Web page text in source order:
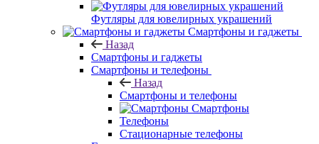
Футляры для ювелирных украшений
Смартфоны и гаджеты
Назад
Смартфоны и гаджеты
Смартфоны и телефоны
Назад
Смартфоны и телефоны
Смартфоны
Телефоны
Стационарные телефоны